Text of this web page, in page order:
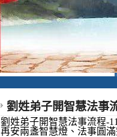
劉姓弟子開智慧法事
劉姓弟子開智慧法事流程-
再安兩盞智慧燈、法事圓